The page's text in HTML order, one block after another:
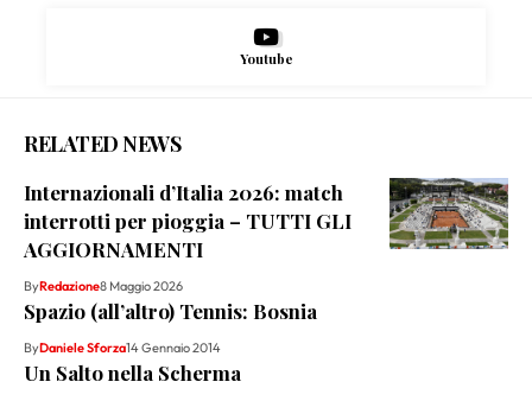
Youtube
RELATED NEWS
Internazionali d’Italia 2026: match
interrotti per pioggia – TUTTI GLI
AGGIORNAMENTI
ByRedazione8 Maggio 2026
Spazio (all’altro) Tennis: Bosnia
ByDaniele Sforza14 Gennaio 2014
Un Salto nella Scherma